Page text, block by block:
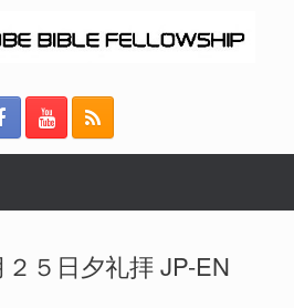
２５日夕礼拝 JP-EN